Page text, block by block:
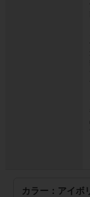
カラー：アイボ